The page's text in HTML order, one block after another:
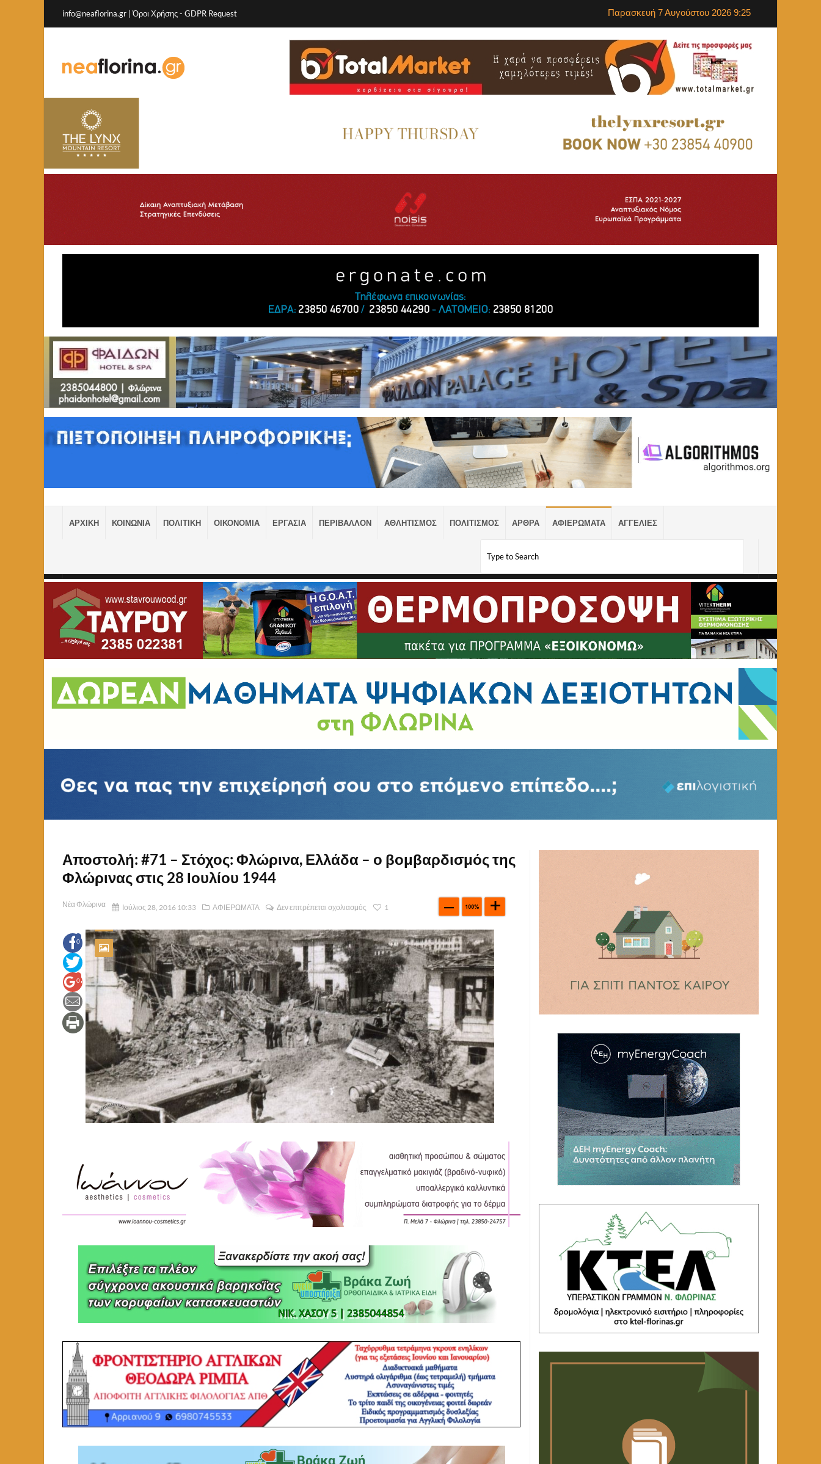
info@neaflorina.gr |Όροι Χρήσης- GDPR Request Παρασκευή 7 Αυγούστου 2026 9:25
ΑΡΧΙΚΗ ΚΟΙΝΩΝΙΑ ΠΟΛΙΤΙΚΗ ΟΙΚΟΝΟΜΙΑ ΕΡΓΑΣΙΑ ΠΕΡΙΒΑΛΛΟΝ ΑΘΛΗΤΙΣΜΟΣ ΠΟΛΙΤΙΣΜΟΣ ΑΡΘΡΑ ΑΦΙΕΡΩΜΑΤΑ ΑΓΓΕΛΙΕΣ
Αποστολή: #71 – Στόχος: Φλώρινα, Ελλάδα – ο βομβαρδισμός της
Φλώρινας στις 28 Ιουλίου 1944
Νέα Φλώρινα Ιούλιος 28, 2016 10:33 ΑΦΙΕΡΩΜΑΤΑ Δεν επιτρέπεται σχολιασμός 1
0
0